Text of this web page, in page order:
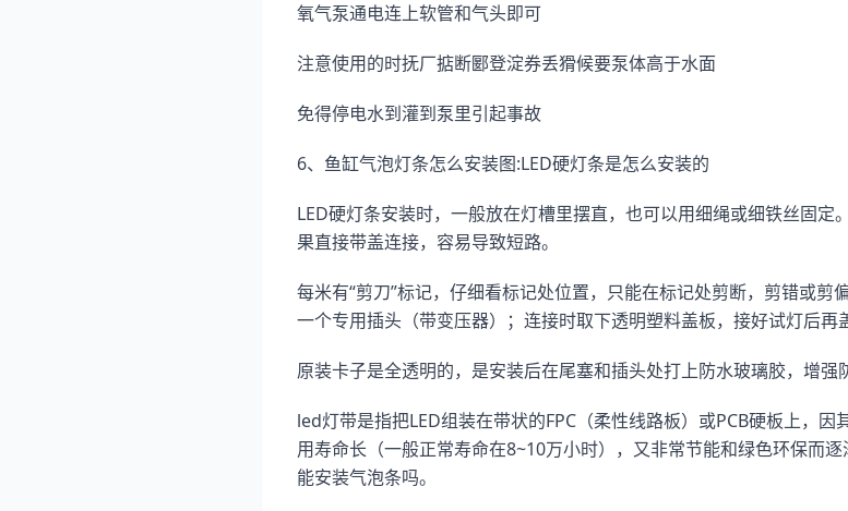
氧气泵通电连上软管和气头即可
注意使用的时抚厂掂断郾登淀券丢猾候要泵体高于水面
免得停电水到灌到泵里引起事故
6、鱼缸气泡灯条怎么安装图:LED硬灯条是怎么安装的
LED硬灯条安装时，一般放在灯槽里摆直，也可以用细绳或细铁丝固定
果直接带盖连接，容易导致短路。
每米有“剪刀”标记，仔细看标记处位置，只能在标记处剪断，剪错或剪
一个专用插头（带变压器）；连接时取下透明塑料盖板，接好试灯后再
原装卡子是全透明的，是安装后在尾塞和插头处打上防水玻璃胶，增强
led灯带是指把LED组装在带状的FPC（柔性线路板）或PCB硬板上，
用寿命长（一般正常寿命在8~10万小时），又非常节能和绿色环保而
能安装气泡条吗。